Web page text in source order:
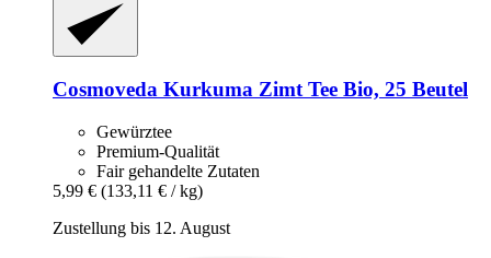
Cosmoveda Kurkuma Zimt Tee Bio, 25 Beutel
Gewürztee
Premium-Qualität
Fair gehandelte Zutaten
5,99 € (133,11 € / kg)
Zustellung bis 12. August